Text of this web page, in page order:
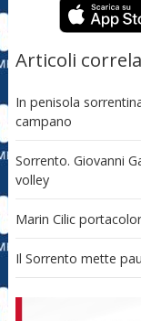
Articoli
In penisola
campano
Sorrento. Giovanni
volley
Marin Cilic
Il Sorrento mette